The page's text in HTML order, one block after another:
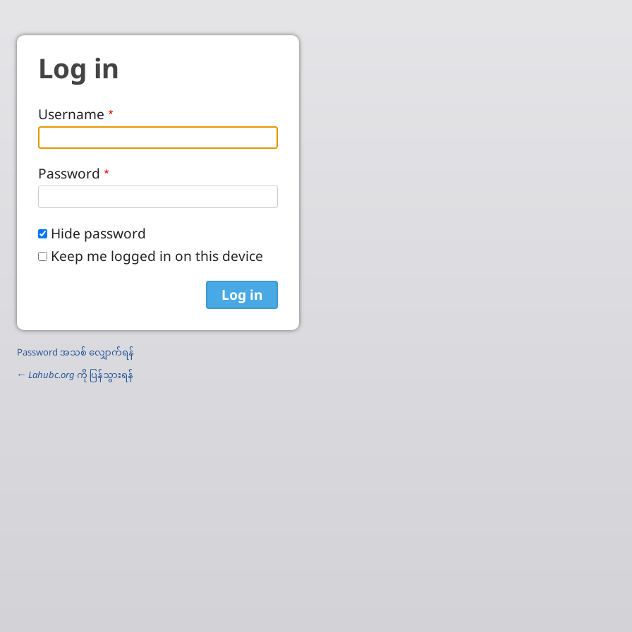
Log in
Username
Password
Hide password
Keep me logged in on this device
Password အသစ် လျှောက်ရန်
← Lahubc.org ကို ပြန်သွားရန်